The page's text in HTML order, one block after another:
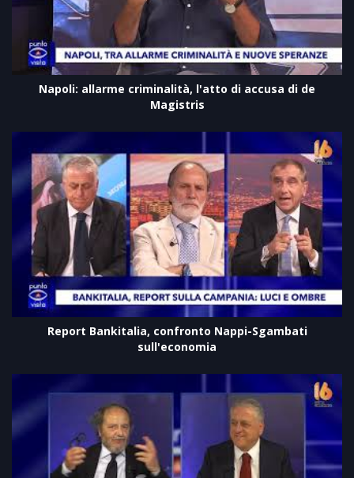
Napoli: allarme criminalità, l'atto di accusa di de
Magistris
Report Bankitalia, confronto Nappi-Sgambati
sull'economia